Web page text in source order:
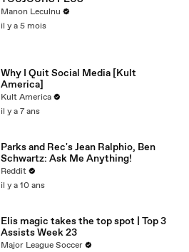
Manon Leculnu
il y a 5 mois
Why I Quit Social Media [Kult
America]
Kult America
il y a 7 ans
Parks and Rec's Jean Ralphio, Ben
Schwartz: Ask Me Anything!
Reddit
il y a 10 ans
Elis magic takes the top spot | Top 3
Assists Week 23
Major League Soccer